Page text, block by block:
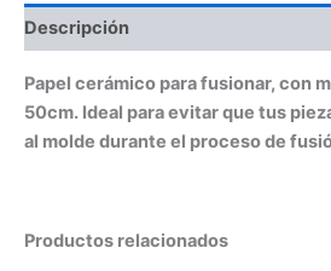
Descripción
Papel cerámico para fusionar, con
50cm. Ideal para evitar que tus
al molde durante el proceso de
Productos relacionados